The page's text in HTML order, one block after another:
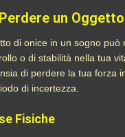
un
di onice in un sogno può
o di stabilità nella tua
di perdere la tua forza
di incertezza.
Fisiche